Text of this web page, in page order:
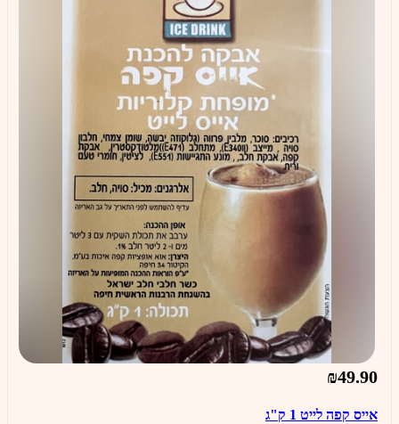
₪49.90
אייס קפה לייט 1 ק"ג